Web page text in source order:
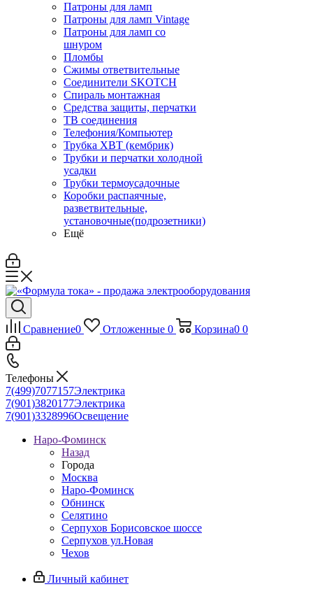
Патроны для ламп
Патроны для ламп Vintage
Патроны для ламп со
шнуром
Пломбы
Сжимы ответвительные
Соединители SKOTCH
Спираль монтажная
Средства защиты, перчатки
ТВ соединения
Телефония/Компьютер
Трубка ХВТ (кембрик)
Трубки и перчатки холодной
усадки
Трубки термоусадочные
Коробки распаячные,
разветвительные,
установочные(подрозетники)
Ещё
Сравнение0 Отложенные 0 Корзина0 0
Телефоны
7(499)7077157Электрика
7(901)3820177Электрика
7(901)3328996Освещение
Наро-Фоминск
Назад
Города
Москва
Наро-Фоминск
Обнинск
Селятино
Серпухов Борисовское шоссе
Серпухов ул.Новая
Чехов
Личный кабинет